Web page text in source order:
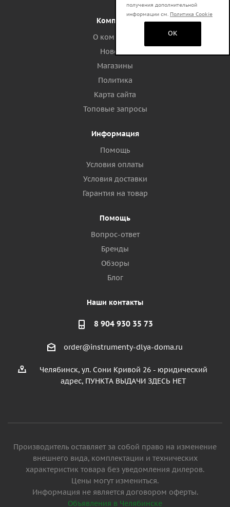
Компания
О компании
Новости
Магазины
Политика
Карта сайта
Топовые запросы
Информация
Помощь
Условия оплаты
Условия доставки
Гарантия на товар
Помощь
Вопрос-ответ
Бренды
Обзоры
Блог
Наши контакты
8 904 930 35 73
order@instrumenty-dlya-doma.ru
Челябинск, ул. Сони Кривой 26 - юридический
адрес, ПУНКТА ВЫДАЧИ ЗДЕСЬ НЕТ
Производитель оставляет за собой право на изменение
внешнего вида, комплектации и технических
характеристик товара без уведомления дилеров.
Цены могут измениться.
Информация не является договором оферты.
Объявления в Челябинске
получения дополнительной
информации см. Политика Cookie
OK